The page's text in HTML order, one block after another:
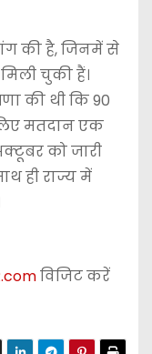
की है, जिनमें से
चुकी हैं।
की थी कि 90
मतदान एक
को जारी
ही राज्य में
विजिट करें